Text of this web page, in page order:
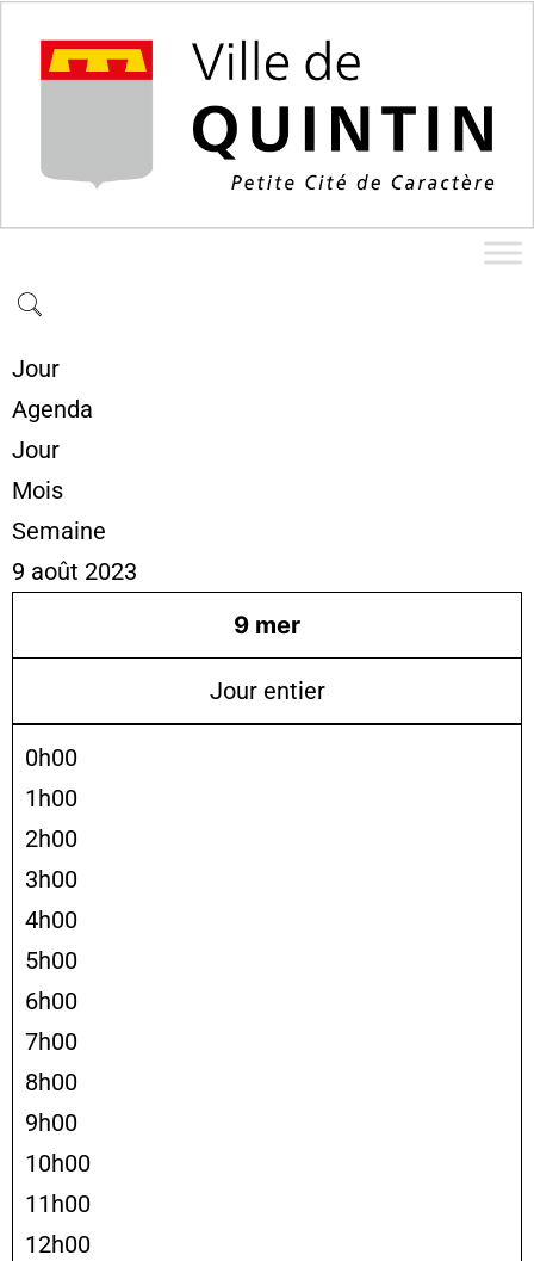
Jour
Agenda
Jour
Mois
Semaine
9 août 2023
9 mer
Jour entier
0h00
1h00
2h00
3h00
4h00
5h00
6h00
7h00
8h00
9h00
10h00
11h00
12h00